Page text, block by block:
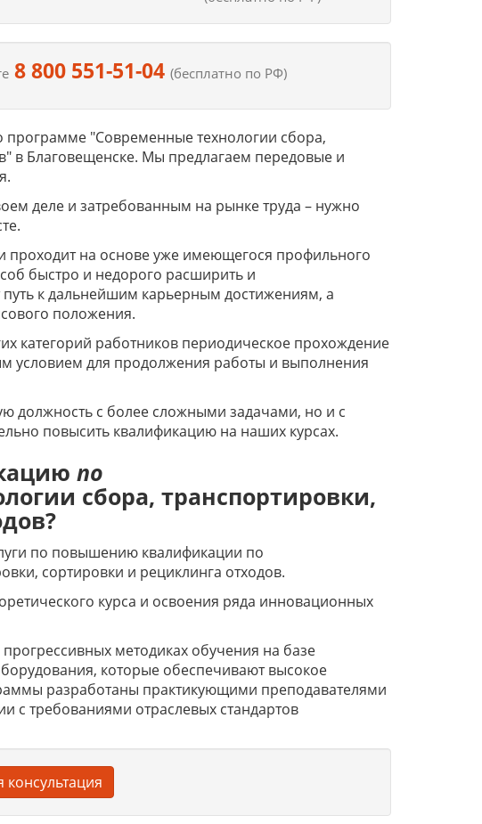
8 800 551-51-04(бесплатно по РФ)
"Современные технологии сбора,
в Благовещенске. Мы предлагаем передовые и
деле и затребованным на рынке труда – нужно
на основе уже имеющегося профильного
быстро и недорого расширить и
путь к дальнейшим карьерным достижениям, а
положения.
категорий работников периодическое прохождение
условием для продолжения работы и выполнения
должность с более сложными задачами, но и с
повысить квалификацию на наших курсах.
по
сбора, транспортировки,
по повышению квалификации по
сортировки и рециклинга отходов.
курса и освоения ряда инновационных
методиках обучения на базе
которые обеспечивают высокое
разработаны практикующими преподавателями
с требованиями отраслевых стандартов
консультация